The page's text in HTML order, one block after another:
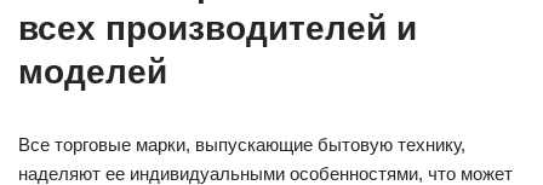
всех производителей и
моделей
Все торговые марки, выпускающие бытовую технику,
наделяют ее индивидуальными особенностями, что может